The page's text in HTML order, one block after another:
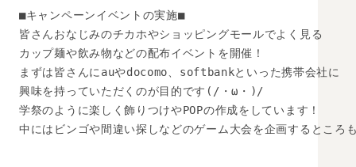
■キャンペーンイベントの実施■
皆さんおなじみのチカホやショッピングモールでよく見る
カップ麺や飲み物などの配布イベントを開催！
まずは皆さんにauやdocomo、softbankといった携帯会社に
興味を持っていただくのが目的です(/・ω・)/
学祭のように楽しく飾りつけやPOPの作成をしています！
中にはビンゴや間違い探しなどのゲーム大会を企画するとこ